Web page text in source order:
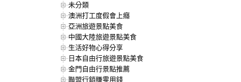
未分類
澳洲打工度假會上癮
亞洲旅遊景點美食
中國大陸旅遊景點美食
生活好物心得分享
日本自由行旅遊景點美食
金門自由行景點推薦
聯盟行銷賺零用錢